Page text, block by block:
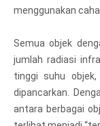
menggunakan
Semua objek
jumlah radiasi
tinggi suhu
dipancarkan.
antara berbagai